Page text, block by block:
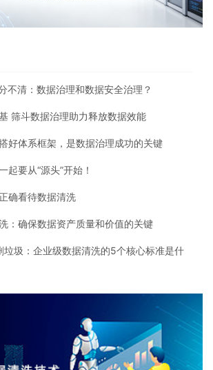
不清：数据治理和数据安全治理？
筛斗数据治理助力释放数据效能
好体系框架，是数据治理成功的关键
起要从“源头”开始！
确看待数据清洗
：确保数据资产质量和价值的关键
垃圾：企业级数据清洗的5个核心标准是什